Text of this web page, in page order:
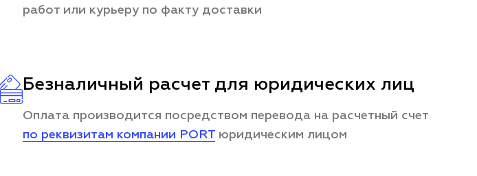
работ или курьеру по факту доставки
Безналичный расчет для юридических лиц
Оплата производится посредством перевода на расчетный счет
по реквизитам компании PORTюридическим лицом